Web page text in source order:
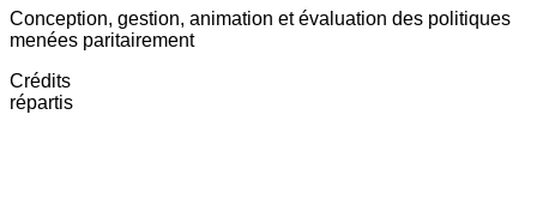
Conception, gestion, animation et évaluation des politiques
menées paritairement
Crédits
répartis